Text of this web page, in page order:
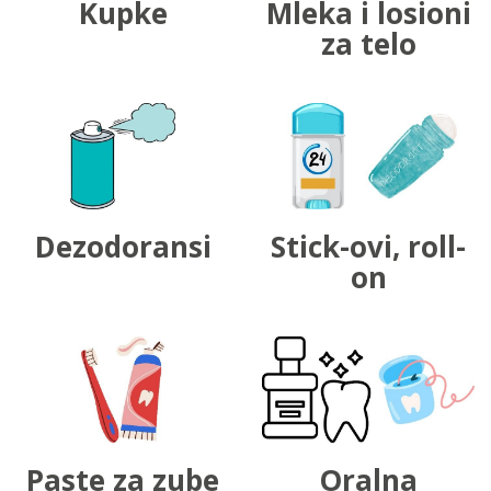
Kupke Mleka i losioni
za telo
Dezodoransi Stick-ovi, roll-
on
Paste za zube Oralna